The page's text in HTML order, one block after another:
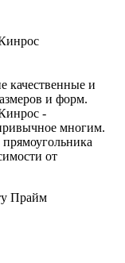
качественные и
и форм.
-
многим.
от